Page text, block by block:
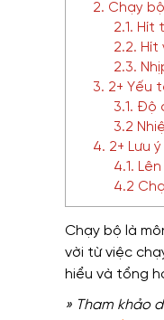
2. Chạy
2.1. Hít
2.2.
2.3.
3. 2+ Yếu
3.1. Độ
3.2
4. 2+ Lưu
4.1.
4.2
Chạy bộ là
vời từ việc
hiểu và tổng
» Tham khảo